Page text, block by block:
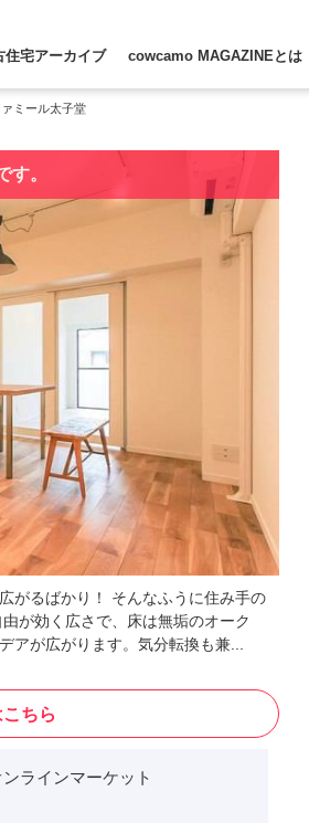
住宅アーカイブ cowcamo MAGAZINEとは
ァミール太子堂
す。
がるばかり！ そんなふうに住み手の
が効く広さで、床は無垢のオーク
アが広がります。気分転換も兼...
ちら
ラインマーケット